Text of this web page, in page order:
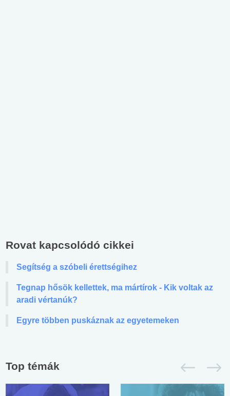
Rovat kapcsolódó cikkei
Segítség a szóbeli érettségihez
Tegnap hősök kellettek, ma mártírok - Kik voltak az
aradi vértanúk?
Egyre többen puskáznak az egyetemeken
Top témák